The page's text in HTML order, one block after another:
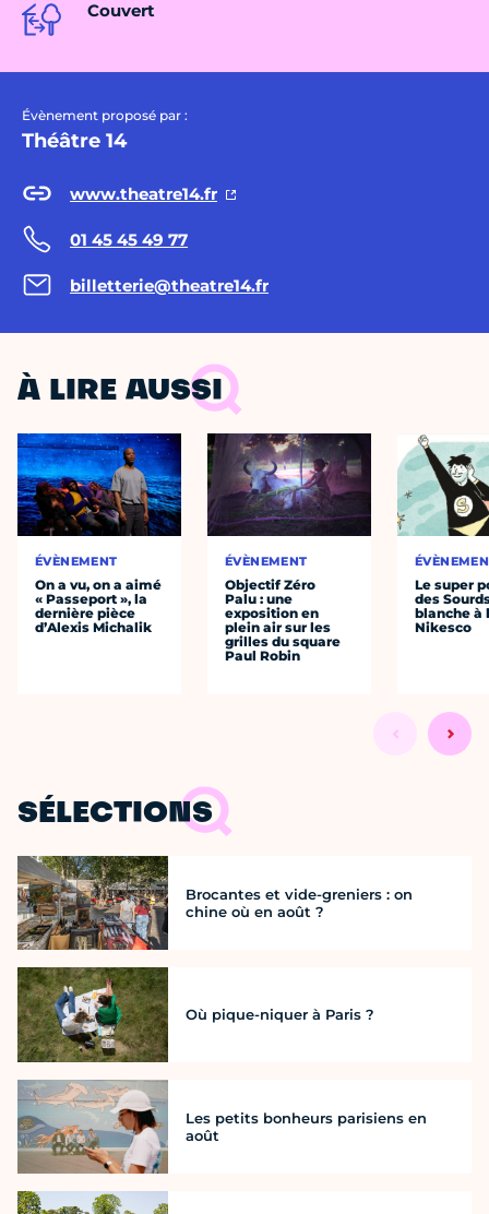
Couvert
Évènement proposé par :
Théâtre 14
www.theatre14.fr
01 45 45 49 77
billetterie@theatre14.fr
À LIRE AUSSI
ÉVÈNEMENT
On a vu, on a aimé
« Passeport », la
dernière pièce
d’Alexis Michalik
ÉVÈNEMENT
Objectif Zéro
Palu : une
exposition en
plein air sur les
grilles du square
Paul Robin
Le super
des
blanche à
Nikesco
SÉLECTIONS
Brocantes et vide-greniers : on
chine où en août ?
Où pique-niquer à Paris ?
Les petits bonheurs parisiens en
août